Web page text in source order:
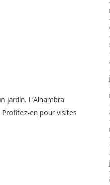
jardin. L’Alhambra
Profitez-en pour visites